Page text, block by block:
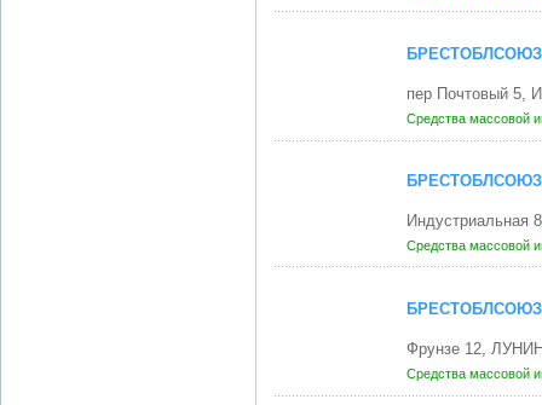
пер Почтовый 5,
Средства массовой
Средства массовой
Фрунзе 12,
Средства массовой